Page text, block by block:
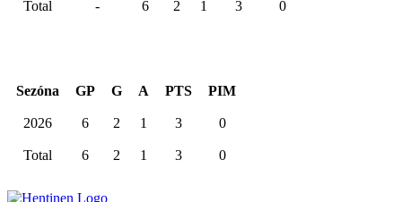
Total - 6 2 1 3 0
Sezóna GP G A PTS PIM
2026 6 2 1 3 0
Total 6 2 1 3 0